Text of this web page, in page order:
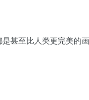
甚至比人类更完美的